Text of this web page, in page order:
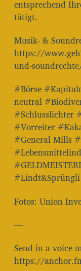
entsprechend
tätigt.
Musik- &
https://
und-
#Börse
neutral
#Schlusslichter
#Vorreiter
#General Mills
#Lindt&Sprüngli
Fotos: Union
—
Send in a voice
https://